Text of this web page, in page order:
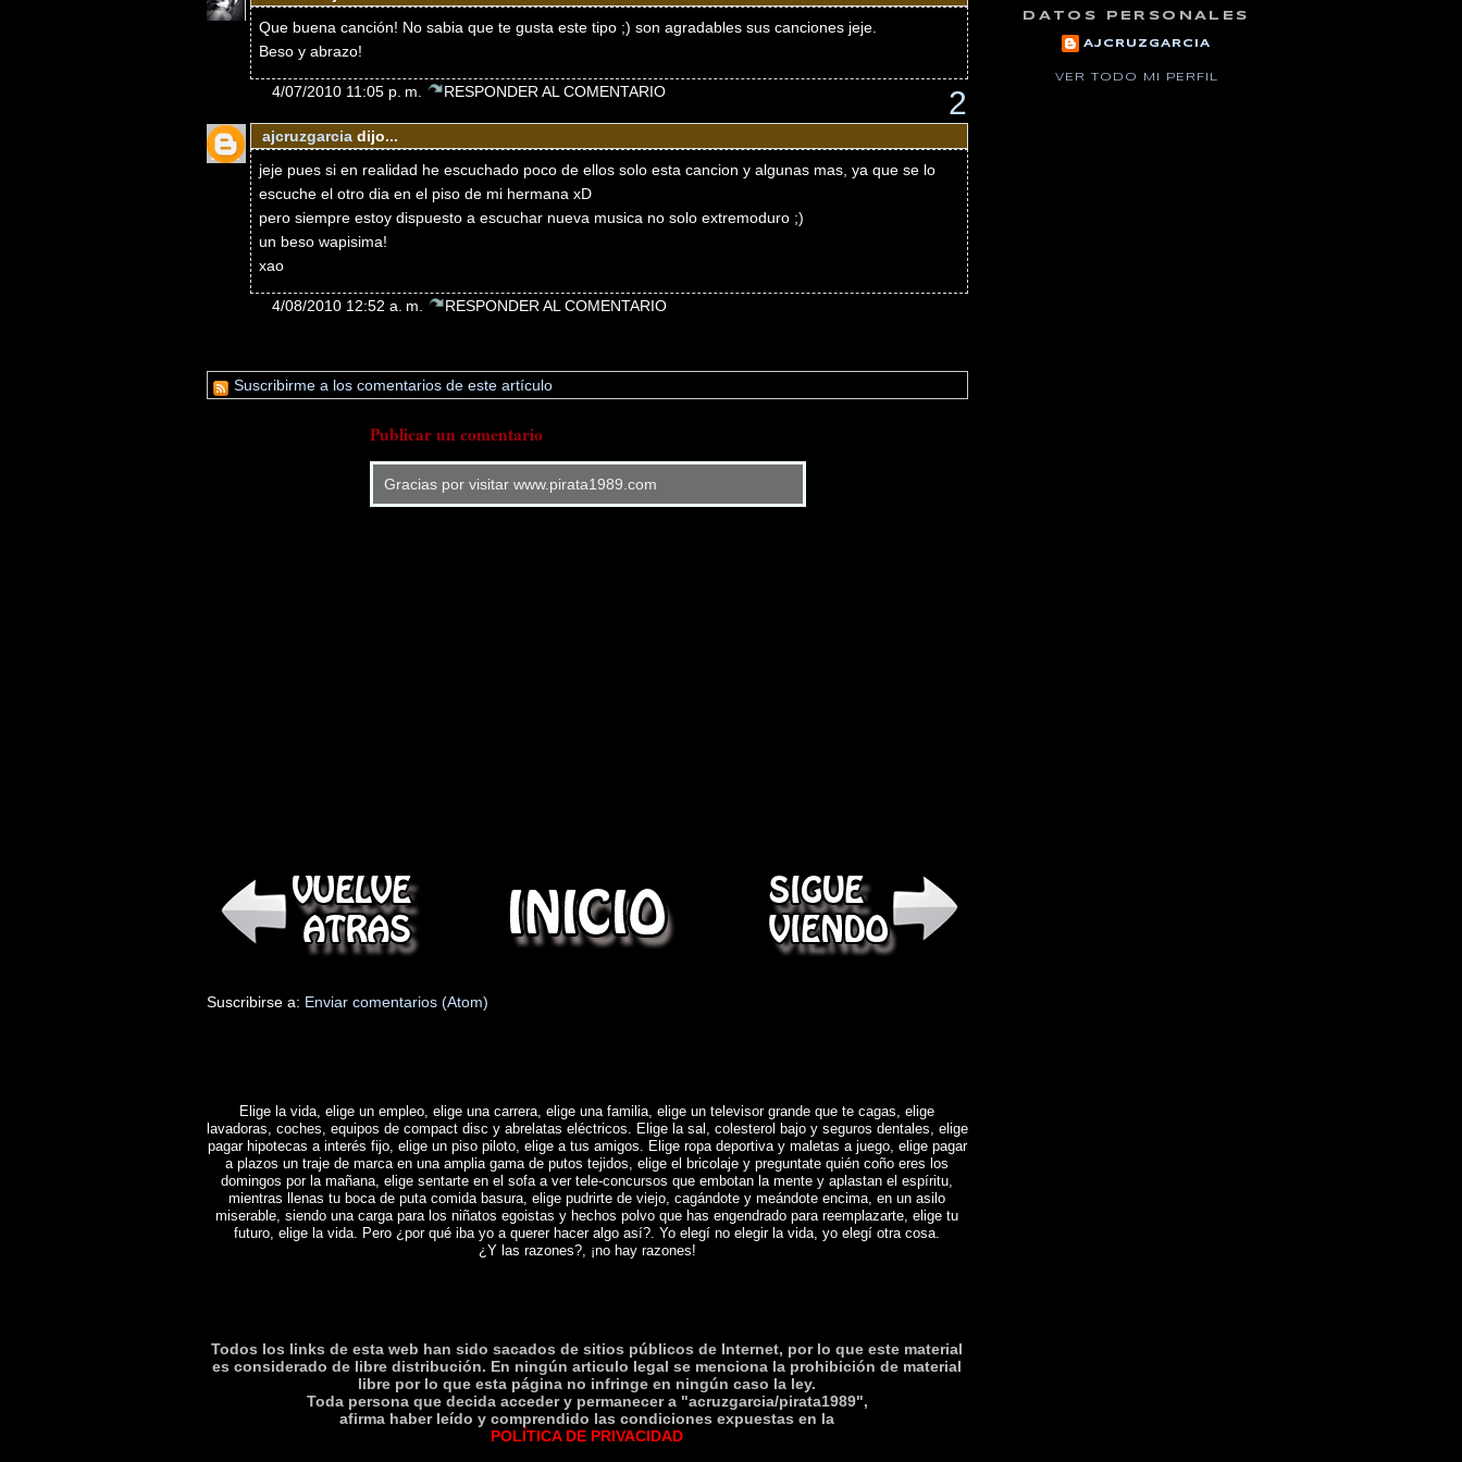
Que buena canción! No sabia que te gusta este tipo ;) son agradables sus canciones jeje.
Beso y abrazo!
4/07/2010 11:05 p. m. RESPONDER AL COMENTARIO
ajcruzgarciadijo...
2
jeje pues si en realidad he escuchado poco de ellos solo esta cancion y algunas mas, ya que se lo
escuche el otro dia en el piso de mi hermana xD
pero siempre estoy dispuesto a escuchar nueva musica no solo extremoduro ;)
un beso wapisima!
xao
4/08/2010 12:52 a. m. RESPONDER AL COMENTARIO
Suscribirme a los comentarios de este artículo
Publicar un comentario
Gracias por visitar www.pirata1989.com
Suscribirse a: Enviar comentarios (Atom)
Elige la vida, elige un empleo, elige una carrera, elige una familia, elige un televisor grande que te cagas, elige
lavadoras, coches, equipos de compact disc y abrelatas eléctricos. Elige la sal, colesterol bajo y seguros dentales, elige
pagar hipotecas a interés fijo, elige un piso piloto, elige a tus amigos. Elige ropa deportiva y maletas a juego, elige pagar
a plazos un traje de marca en una amplia gama de putos tejidos, elige el bricolaje y preguntate quién coño eres los
domingos por la mañana, elige sentarte en el sofa a ver tele-concursos que embotan la mente y aplastan el espíritu,
mientras llenas tu boca de puta comida basura, elige pudrirte de viejo, cagándote y meándote encima, en un asilo
miserable, siendo una carga para los niñatos egoistas y hechos polvo que has engendrado para reemplazarte, elige tu
futuro, elige la vida. Pero ¿por qué iba yo a querer hacer algo así?. Yo elegí no elegir la vida, yo elegí otra cosa.
¿Y las razones?, ¡no hay razones!
Todos los links de esta web han sido sacados de sitios públicos de Internet, por lo que este material
es considerado de libre distribución. En ningún articulo legal se menciona la prohibición de material
libre por lo que esta página no infringe en ningún caso la ley.
Toda persona que decida acceder y permanecer a "acruzgarcia/pirata1989",
afirma haber leí­do y comprendido las condiciones expuestas en la
POLÍTICA DE PRIVACIDAD
DATOS PERSONALES
AJCRUZGARCIA
VER TODO MI PERFIL